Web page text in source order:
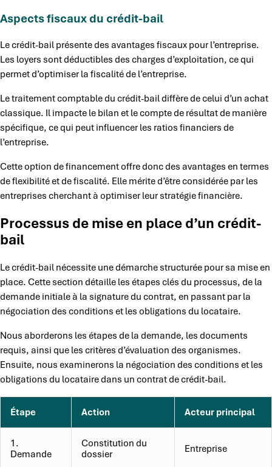
Aspects fiscaux du crédit-bail
Le crédit-bail présente des avantages fiscaux pour l’entreprise.
Les loyers sont déductibles des charges d’exploitation, ce qui
permet d’optimiser la fiscalité de l’entreprise.
Le traitement comptable du crédit-bail diffère de celui d’un achat
classique. Il impacte le bilan et le compte de résultat de manière
spécifique, ce qui peut influencer les ratios financiers de
l’entreprise.
Cette option de financement offre donc des avantages en termes
de flexibilité et de fiscalité. Elle mérite d’être considérée par les
entreprises cherchant à optimiser leur stratégie financière.
Processus de mise en place d’un crédit-
bail
Le crédit-bail nécessite une démarche structurée pour sa mise en
place. Cette section détaille les étapes clés du processus, de la
demande initiale à la signature du contrat, en passant par la
négociation des conditions et les obligations du locataire.
Nous aborderons les étapes de la demande, les documents
requis, ainsi que les critères d’évaluation des organismes.
Ensuite, nous examinerons la négociation des conditions et les
obligations du locataire dans un contrat de crédit-bail.
Étape Action Acteur principal
1.
Demande
Constitution du
dossier
Entreprise